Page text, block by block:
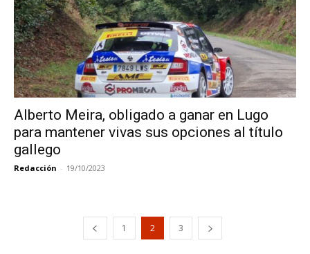
Alberto Meira, obligado a ganar en Lugo
para mantener vivas sus opciones al título
gallego
Redacción - 19/10/2023
1 2 3